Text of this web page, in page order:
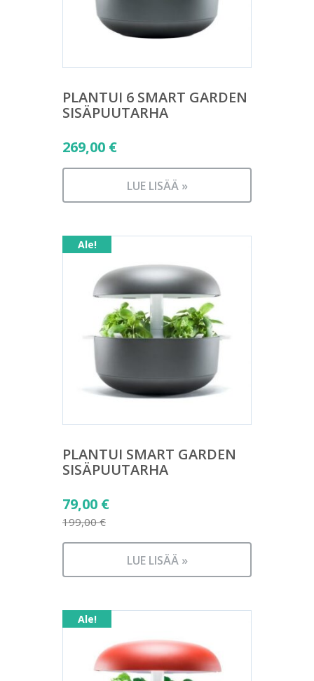
PLANTUI 6 SMART GARDEN
SISÄPUUTARHA
269,00 €
LUE LISÄÄ »
Ale!
PLANTUI SMART GARDEN
SISÄPUUTARHA
199,00€
Alkuperäinen
hinta
oli:
79,00 €
Nykyinen
on:
LUE LISÄÄ »
Ale!